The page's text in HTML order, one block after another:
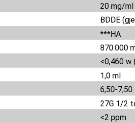
20 mg/ml
BDDE
***HA
870.000
<0,460 w
1,0 ml
6,50-7,50
27G 1/2
<2 ppm